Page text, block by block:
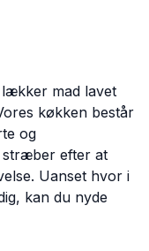
mad lavet
køkken består
og
stræber efter at
Uanset hvor i
kan du nyde